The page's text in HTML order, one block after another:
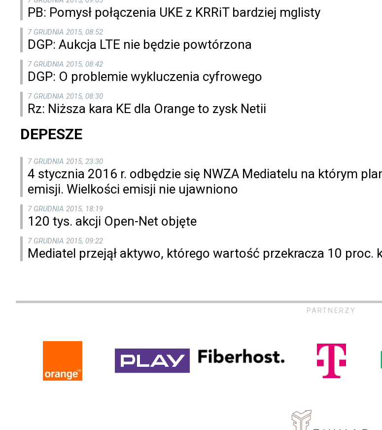
PB: Pomysł połączenia UKE z KRRiT bardziej mglisty
7 GRUDNIA 2015, 08:52
DGP: Aukcja LTE nie będzie powtórzona
7 GRUDNIA 2015, 08:42
DGP: O problemie wykluczenia cyfrowego
7 GRUDNIA 2015, 08:30
Rz: Niższa kara KE dla Orange to zysk Netii
DEPESZE
7 GRUDNIA 2015, 23:30
4 stycznia 2016 r. odbędzie się NWZA Mediatelu na którym
emisji. Wielkości emisji nie ujawniono
7 GRUDNIA 2015, 18:19
120 tys. akcji Open-Net objęte
7 GRUDNIA 2015, 09:22
Mediatel przejął aktywo, którego wartość przekracza 10 proc.
PARTNERZY